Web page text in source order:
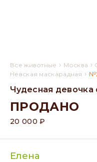
Все животные › Москва ›
Невская маскарадная ›
Чудесная девочка
ПРОДАНО
20 000 ₽
Елена